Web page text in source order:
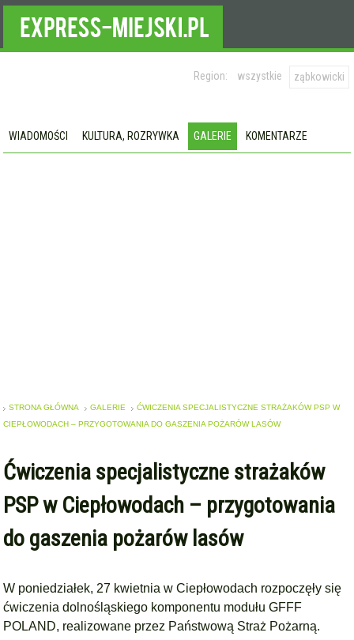
Region: wszystkie ząbkowicki
WIADOMOŚCI KULTURA, ROZRYWKA GALERIE KOMENTARZE
STRONA GŁÓWNA GALERIE
ĆWICZENIA SPECJALISTYCZNE STRAŻAKÓW PSP W
CIEPŁOWODACH – PRZYGOTOWANIA DO GASZENIA POŻARÓW LASÓW
Ćwiczenia specjalistyczne strażaków
PSP w Ciepłowodach – przygotowania
do gaszenia pożarów lasów
W poniedziałek, 27 kwietnia w Ciepłowodach rozpoczęły się
ćwiczenia dolnośląskiego komponentu modułu GFFF
POLAND, realizowane przez Państwową Straż Pożarną.